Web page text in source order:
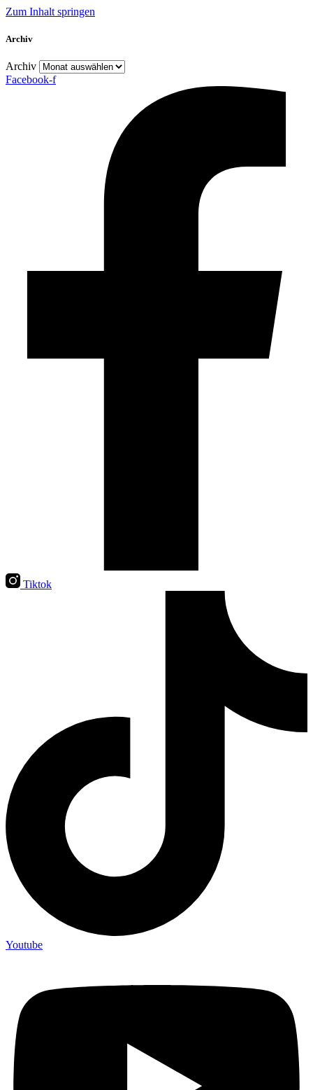
Zum Inhalt springen
Archiv
Archiv
Facebook-f
Tiktok
Youtube